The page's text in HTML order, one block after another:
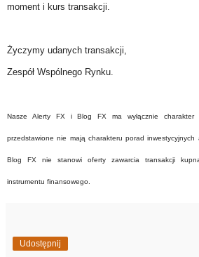
moment i kurs transakcji.
Życzymy udanych transakcji,
Zespół Wspólnego Rynku.
Nasze Alerty FX i Blog FX ma wyłącznie charakter
przedstawione nie mają charakteru porad
Blog FX nie stanowi oferty zawarcia transakcji
instrumentu finansowego.
Udostępnij